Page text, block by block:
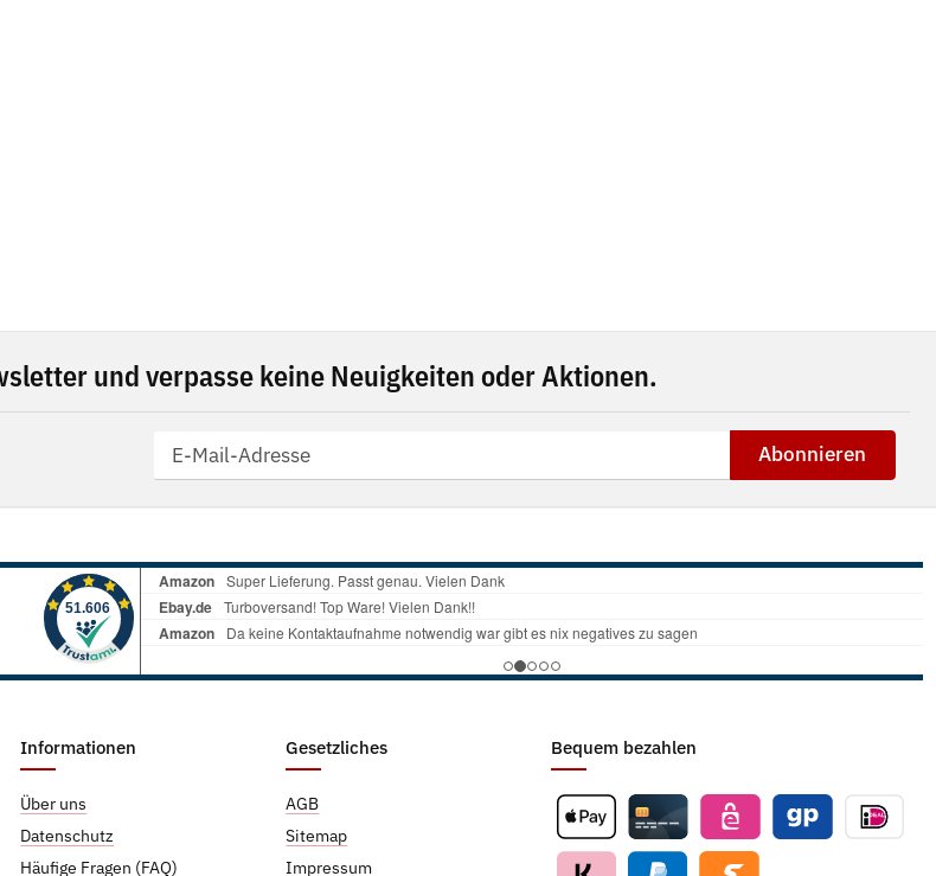
und verpasse keine Neuigkeiten oder Aktionen.
Abonnieren
Informationen
Über uns
Datenschutz
Häufige Fragen (FAQ)
Gesetzliches
AGB
Sitemap
Impressum
Bequem bezahlen